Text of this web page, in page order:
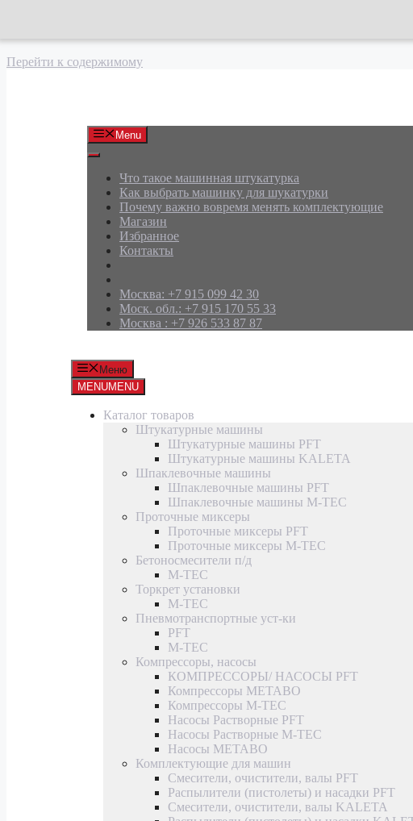
Перейти к содержимому
Menu
Что такое машинная штукатурка
Как выбрать машинку для шукатурки
Почему важно вовремя менять комплектующие
Магазин
Избранное
Контакты
Москва: +7 915 099 42 30
Моск. обл.: +7 915 170 55 33
Москва : +7 926 533 87 87
Меню
MENUMENU
Каталог товаров
Штукатурные машины
Штукатурные машины PFT
Штукатурные машины KALETA
Шпаклевочные машины
Шпаклевочные машины PFT
Шпаклевочные машины M-TEC
Проточные миксеры
Проточные миксеры PFT
Проточные миксеры M-TEC
Бетоносмесители п/д
M-TEC
Торкрет установки
M-TEC
Пневмотранспортные уст-ки
PFT
M-TEC
Компрессоры, насосы
КОМПРЕССОРЫ/ НАСОСЫ PFT
Компрессоры METABO
Компрессоры M-TEC
Насосы Растворные PFT
Насосы Растворные M-TEC
Насосы METABO
Комплектующие для машин
Смесители, очистители, валы PFT
Распылители (пистолеты) и насадки PFT
Смесители, очистители, валы KALETA